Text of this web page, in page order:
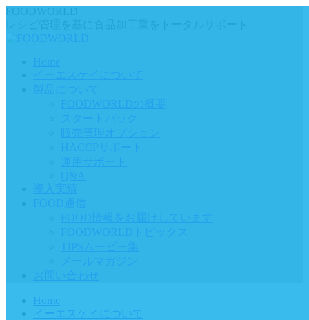
Home
イーエスケイについて